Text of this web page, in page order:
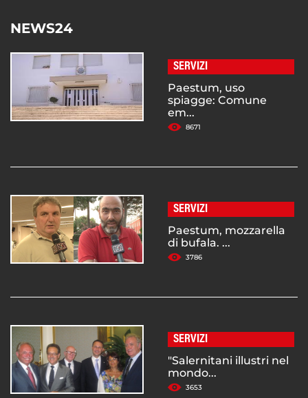
NEWS24
SERVIZI
Paestum, uso
spiagge: Comune
em...
8671
SERVIZI
Paestum, mozzarella
di bufala. ...
3786
SERVIZI
"Salernitani illustri nel
mondo...
3653